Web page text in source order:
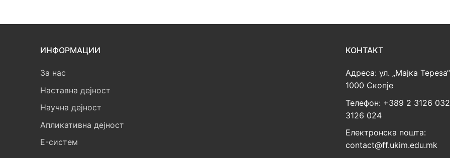
ИНФОРМАЦИИ
За нас
Наставна дејност
Научна дејност
Апликативна дејност
E-систем
КОНТАКТ
Адреса: ул. „Мајка
1000 Скопје
Телефон: +389 2 3126
3126 024
Електронска пошта:
contact@ff.ukim.edu.mk